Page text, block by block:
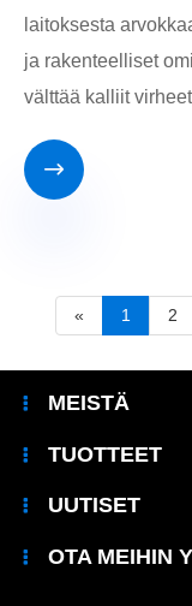
laitoksesta
ja rakenteelliset
välttää kalliit

« 1 2
MEISTÄ
TUOTTEET
UUTISET
OTA MEIHIN